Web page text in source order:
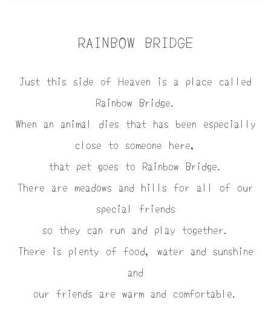
RAINBOW BRIDGE
Just this side of Heaven is a place called
Rainbow Bridge.
When an animal dies that has been especially
close to someone here,
that pet goes to Rainbow Bridge.
There are meadows and hills for all of our
special friends
so they can run and play together.
There is plenty of food, water and sunshine
and
our friends are warm and comfortable.